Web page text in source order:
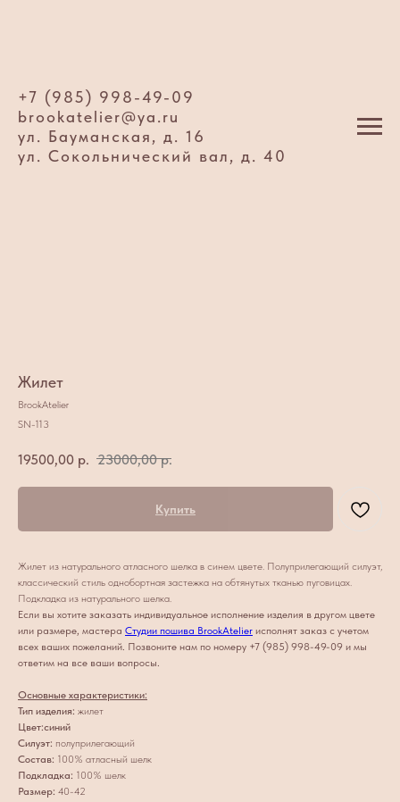
+7 (985) 998-49-09
brookatelier@ya.ru
ул. Бауманская, д. 16
ул. Сокольнический вал, д. 40
Жилет
BrookAtelier
SN-113
19500,00 р. 23000,00 р.
Купить
Жилет из натурального атласного шелка в синем цвете. Полуприлегающий силуэт,
классический стиль однобортная застежка на обтянутых тканью пуговицах.
Подкладка из натурального шелка.
Если вы хотите заказать индивидуальное исполнение изделия в другом цвете
или размере, мастера Студии пошива BrookAtelier исполнят заказ с учетом
всех ваших пожеланий. Позвоните нам по номеру +7 (985) 998-49-09 и мы
ответим на все ваши вопросы.
Основные характеристики:
Тип изделия: жилет
Цвет:синий
Силуэт: полуприлегающий
Состав: 100% атласный шелк
Подкладка: 100% шелк
Размер: 40-42